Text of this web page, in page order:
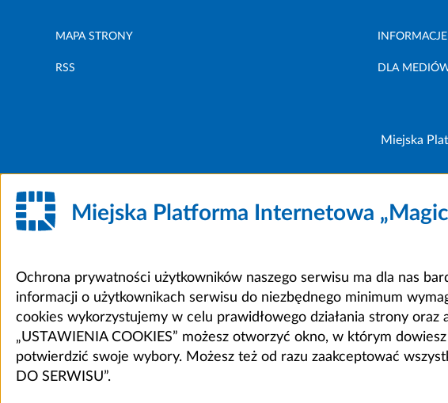
MAPA STRONY
RSS DLA
Miejska
Miejska Platforma Internetowa
Ochrona prywatności użytkowników naszego serwisu ma dla nas
informacji o użytkownikach serwisu do niezbędnego minimum
cookies wykorzystujemy w celu prawidłowego działania strony
„USTAWIENIA COOKIES” możesz otworzyć okno, w którym
potwierdzić swoje wybory. Możesz też od razu zaakceptować
DO SERWISU”.